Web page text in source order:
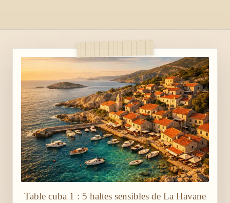
Table cuba 1 : 5 haltes sensibles de La Havane